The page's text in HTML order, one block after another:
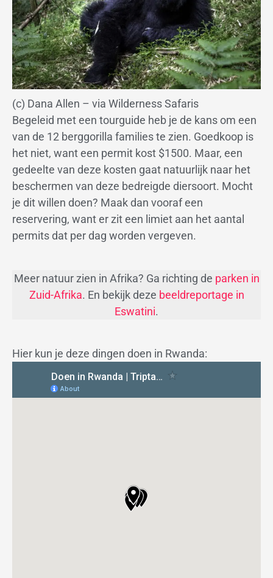
(c) Dana Allen – via Wilderness Safaris
Begeleid met een tourguide heb je de kans om een
van de 12 berggorilla families te zien. Goedkoop is
het niet, want een permit kost $1500. Maar, een
gedeelte van deze kosten gaat natuurlijk naar het
beschermen van deze bedreigde diersoort. Mocht
je dit willen doen? Maak dan vooraf een
reservering, want er zit een limiet aan het aantal
permits dat per dag worden vergeven.
Meer natuur zien in Afrika? Ga richting de parken in
Zuid-Afrika. En bekijk deze beeldreportage in
Eswatini.
Hier kun je deze dingen doen in Rwanda: